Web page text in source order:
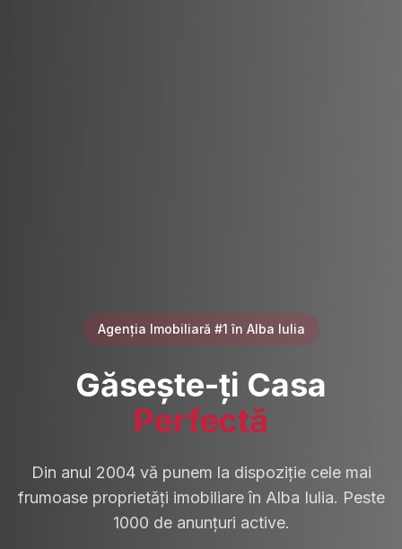
Agenția Imobiliară #1 în Alba Iulia
Găsește-ți Casa
Perfectă
Din anul 2004 vă punem la dispoziție cele mai
frumoase proprietăți imobiliare în Alba Iulia. Peste
1000 de anunțuri active.